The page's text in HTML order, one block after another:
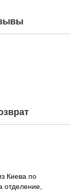
Киева по
отделение,